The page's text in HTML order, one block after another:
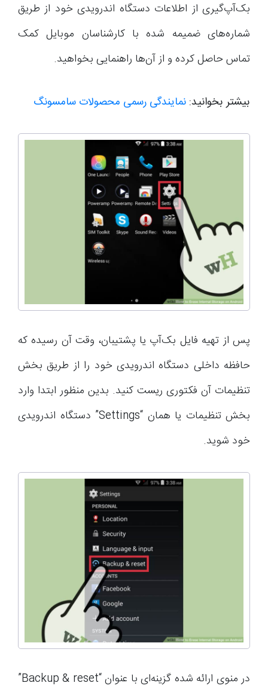
بک‌آپ‌گیری از اطلاعات دستگاه اندرویدی خود از طریق
شماره‌های ضمیمه شده با کارشناسان موبایل کمک
تماس حاصل کرده و از آن‌ها راهنمایی بخواهید.
بیشتر بخوانید: نمایندگی رسمی محصولات سامسونگ
پس از تهیه فایل بک‌آپ یا پشتیبان، وقت آن رسیده که
حافظه داخلی دستگاه اندرویدی خود را از طریق بخش
تنظیمات آن فکتوری ریست کنید. بدین منظور ابتدا وارد
بخش تنظیمات یا همان “Settings” دستگاه اندرویدی
خود شوید.
در منوی ارائه شده گزینه‌ای با عنوان “Backup & reset”